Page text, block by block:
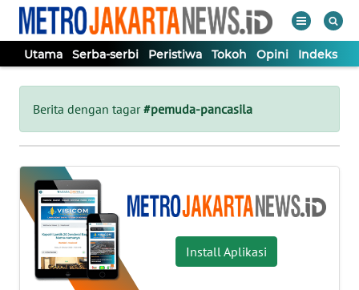
Utama Serba-serbi Peristiwa Tokoh Opini Indeks
Berita dengan tagar#pemuda-pancasila
Install Aplikasi
Tutup
UTAMA
SERBA-
SERBI
PERISTIWA